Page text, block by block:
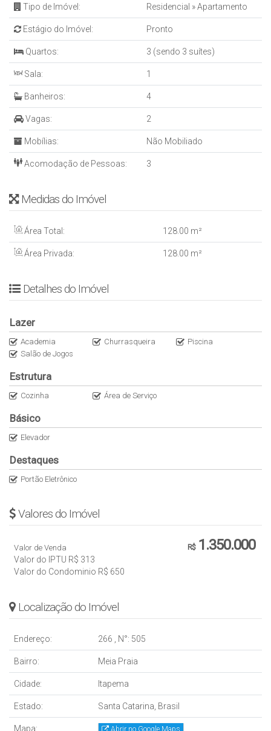
* 02 elevadores
* 14 pavimentos
* Portão elétrico
* 03 aptos por andar
* hall de entrada decorado
* Academia
* Sala de jogos
* 01 salão de festas
* Piscina
- Data de abertura: 2022
- ⁠IPTU 313,00
- Metragem: 128 m2
- ⁠Conservação: novo/ótimo
R$ 1.250.000,00 a vista.
R$ 1.400.000,00 no prazo
50% de entrada e saldo em 12x
fotos novas primeira visita
Tipo de Imóvel: Residencial »Apartamento
Estágio do Imóvel: Pronto
Quartos: 3 (sendo 3 suítes)
Sala: 1
Banheiros: 4
Vagas: 2
Mobílias: Não Mobiliado
Acomodação de Pessoas: 3
Medidas do Imóvel
Área Total: 128 .00 m²
Área Privada: 128 .00 m²
Detalhes do Imóvel
Lazer
Academia Churrasqueira
Piscina
Salão de Jogos
Estrutura
Cozinha Área de Serviço
Básico
Elevador
Destaques
Portão Eletrônico
Valores do Imóvel
R$1.350.000
Valor de Venda
Valor do IPTU R$ 313
Valor do Condominio R$ 650
Localização do Imóvel
Endereço: 266 N°: 505
Bairro: Meia Praia
Cidade: Itapema
Estado: Santa Catarina, Brasil
Mapa: